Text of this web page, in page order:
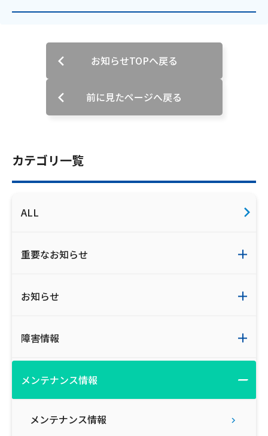
安全・安心ガイド
放送番組審議会議事録
情報セキュリティ基本方針
プライバシーポリシー
カテゴリ一覧
ALL
重要なお知らせ
お知らせ
障害情報
メンテナンス情報
メンテナンス情報
お知らせTOPへ戻る
前に見たページへ戻る